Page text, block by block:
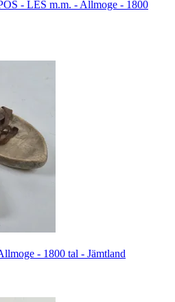
- LES m.m. - Allmoge - 1800
- 1800 tal - Jämtland